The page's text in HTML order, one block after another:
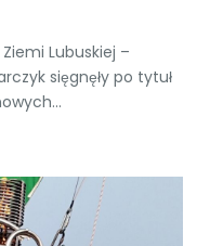
Lubuskiej –
sięgnęły po tytuł